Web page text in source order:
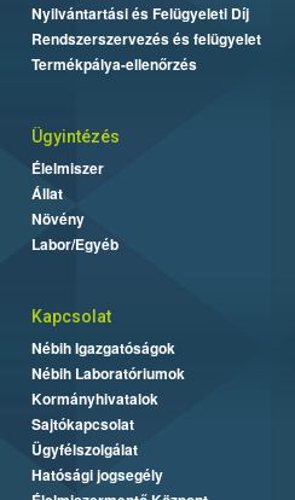
Nyilvántartási és Felügyeleti Díj
Rendszerszervezés és felügyelet
Termékpálya-ellenőrzés
Ügyintézés
Élelmiszer
Állat
Növény
Labor/Egyéb
Kapcsolat
Nébih Igazgatóságok
Nébih Laboratóriumok
Kormányhivatalok
Sajtókapcsolat
Ügyfélszolgálat
Hatósági jogsegély